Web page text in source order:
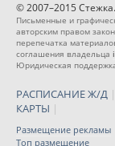
© 2007–2015
Письменные и
авторским правом
перепечатка
соглашения владельца
Юридическая
РАСПИСАНИЕ Ж/Д |
КАРТЫ |
Размещение рекламы
Топ размещение